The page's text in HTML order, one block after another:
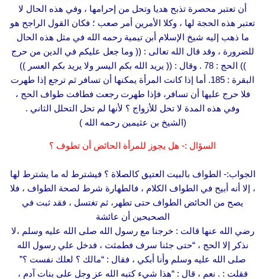
أن تعتبر محصرة تذبح هديا وتحل من إحرامها ، وفي هذه الحال لا
تعتبر هذه الحجة لها ، وكلا الأمرين أمر صعب ؛ فكان القول الراجح هو
ما ذهب إليه شيخ الإسلام أبن تيمية رحمه الله في مثل هذه الحال
للضرورة ، وقد قال الله تعالى : (( وما جعل عليكم في الدين من حرج
)) الحج : 78 . وقال : (( يريد الله بكم اليسر ولا يريد بكم العسر ))
البقرة : 185. أما إذا كانت المرأة يمكنها أن تسافر ثم ترجع إذا طهرت
فلا حرج عليها أن تسافر، فإذا طهرت رجعت فطافت طواف الحج ،
وفي هذه المدة لا تحل للأزواج ؟ لأنها لم تحل التحلل الثاني .
(الشيخ بن عثيمين رحمه الله )
السؤال :- هل يجوز للمرأة الحائض أن تطوف ؟
الجواب:- الطواف بالبيت العتيق كالصلاة ؟ فيشترط له ما يشترط لها
، إلا أنه أبيح في الطواف الكلام ، فالطهارة شرط لصحة الطواف ، فلا
يصح من الحائض الطواف حتى تطهر، ثم تغتسل ، فقد ثبت في
الصحيحين أن عائشة
رضي الله عنها قالت : خرجنا مع رسول الله صلى الله عليه وسلم ،لا
نذكر إلا الحج ، “حتى جئنا سرف فطمثت ، فدخل علي رسول الله
صلى الله عليه وسلم وأنا أبكي ، فقال : “مالك ؟ لعلك نفست ؟”
فقلت : . نعم ، قال : “هذا شيء كتبه الله عز وجل على بنات آدم ،